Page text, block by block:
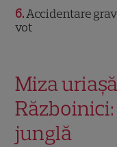
6 Accidentare
vot
Miza
junglă